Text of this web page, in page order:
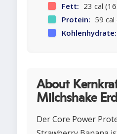
Fett: 23 cal
Protein: 59 cal
Kohlenhydrate:
About
Milchshake
Der Core Power